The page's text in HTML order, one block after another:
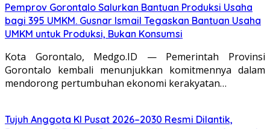
Pemprov Gorontalo Salurkan Bantuan Produksi Usaha
bagi 395 UMKM. Gusnar Ismail Tegaskan Bantuan Usaha
UMKM untuk Produksi, Bukan Konsumsi
Kota Gorontalo, Medgo.ID — Pemerintah Provinsi
Gorontalo kembali menunjukkan komitmennya dalam
mendorong pertumbuhan ekonomi kerakyatan…
Tujuh Anggota KI Pusat 2026–2030 Resmi Dilantik,